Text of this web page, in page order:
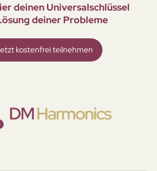
deinen Universal­schlüssel
deiner Probleme
kostenfrei teilnehmen